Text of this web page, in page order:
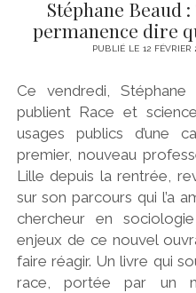
Stéphane Beaud
permanence dire
PUBLIÉ LE 12 FÉVRIER
Ce vendredi,
publient Race et
usages publics d’une
premier, nouveau
Lille depuis la rentrée,
sur son parcours qui l’a
chercheur en
enjeux de ce nouvel
faire réagir. Un livre qui
race, portée par un